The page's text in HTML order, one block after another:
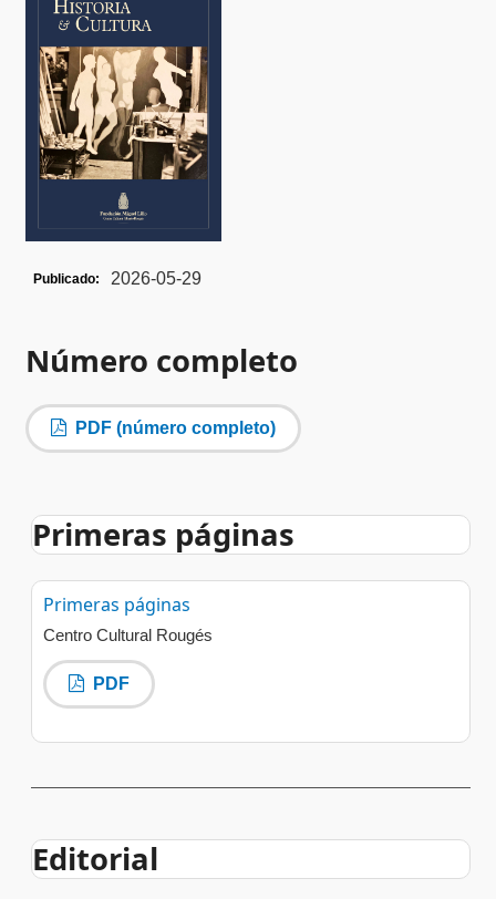
Publicado: 2026-05-29
Número completo
PDF (número completo)
Primeras páginas
Primeras páginas
Centro Cultural Rougés
PDF
Editorial